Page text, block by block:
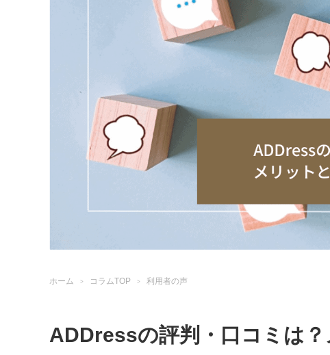
ホーム コラムTOP 利用者の声
ADDressの評判・口コミは